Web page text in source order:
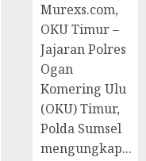
Murexs.com,
OKU Timur –
Jajaran Polres
Ogan
Komering Ulu
(OKU) Timur,
Polda Sumsel
mengungkap...